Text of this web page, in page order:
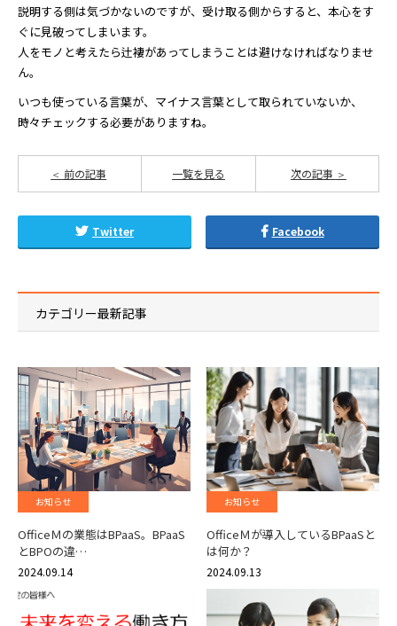
説明する側は気づかないのですが、受け取る側からすると、本心をす
ぐに見破ってしまいます。
人をモノと考えたら辻褄があってしまうことは避けなければなりませ
ん。
いつも使っている言葉が、マイナス言葉として取られていないか、
時々チェックする必要がありますね。
前の記事 次の記事
一覧を見る
Twitter Facebook
カテゴリー最新記事
お知らせ
OfficeＭの業態はBPaaS。BPaaS
とBPOの違…
2024.09.14
お知らせ
OfficeＭが導入しているBPaaSと
は何か？
2024.09.13